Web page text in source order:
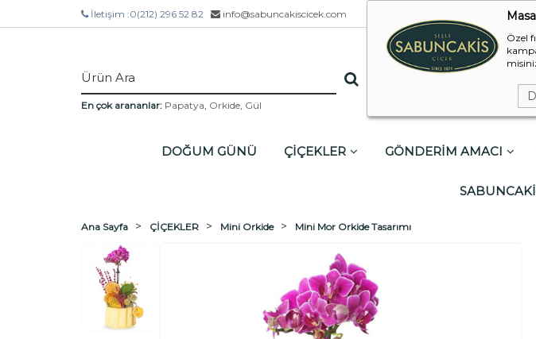
Özel
İletişim :0(212) 296 52 82 info@sabuncakiscicek.com
En çok arananlar: Papatya, Orkide, Gül
DOĞUM GÜNÜ ÇİÇEKLER GÖNDERİM AMACI
Ana Sayfa ÇİÇEKLER Mini Orkide Mini Mor Orkide Tasarımı